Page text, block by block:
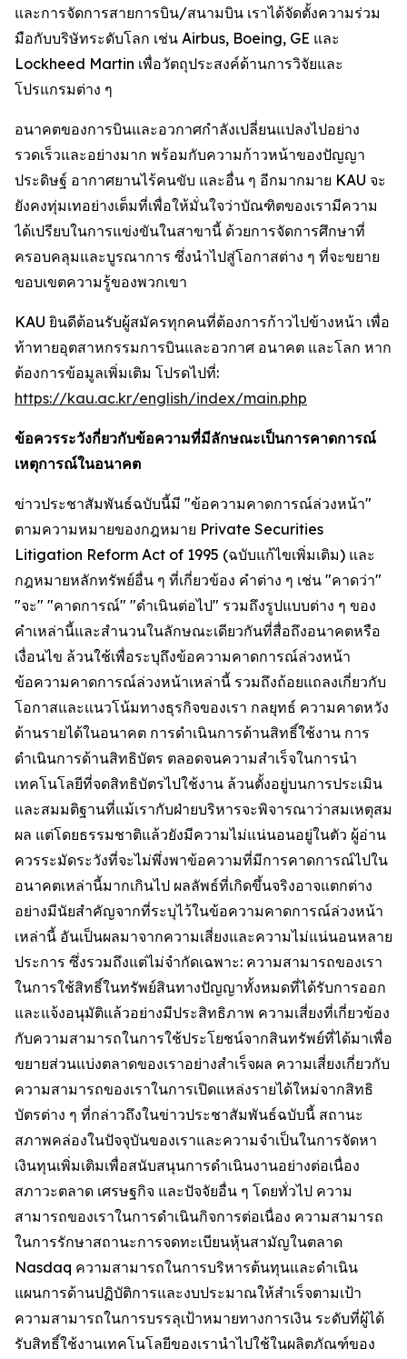
และการจัดการสายการบิน/สนามบิน เราได้จัดตั้งความร่วม
มือกับบริษัทระดับโลก เช่น Airbus, Boeing, GE และ
Lockheed Martin เพื่อวัตถุประสงค์ด้านการวิจัยและ
โปรแกรมต่าง ๆ
อนาคตของการบินและอวกาศกำลังเปลี่ยนแปลงไปอย่าง
รวดเร็วและอย่างมาก พร้อมกับความก้าวหน้าของปัญญา
ประดิษฐ์ อากาศยานไร้คนขับ และอื่น ๆ อีกมากมาย KAU จะ
ยังคงทุ่มเทอย่างเต็มที่เพื่อให้มั่นใจว่าบัณฑิตของเรามีความ
ได้เปรียบในการแข่งขันในสาขานี้ ด้วยการจัดการศึกษาที่
ครอบคลุมและบูรณาการ ซึ่งนำไปสู่โอกาสต่าง ๆ ที่จะขยาย
ขอบเขตความรู้ของพวกเขา
KAU ยินดีต้อนรับผู้สมัครทุกคนที่ต้องการก้าวไปข้างหน้า เพื่อ
ท้าทายอุตสาหกรรมการบินและอวกาศ อนาคต และโลก หาก
ต้องการข้อมูลเพิ่มเติม โปรดไปที่:
https://kau.ac.kr/english/index/main.php
ข้อควรระวังกี่ยวกับข้อความที่มีลักษณะเป็นการคาดการณ์
เหตุการณ์ในอนาคต
ข่าวประชาสัมพันธ์ฉบับนี้มี "ข้อความคาดการณ์ล่วงหน้า"
ตามความหมายของกฎหมาย Private Securities
Litigation Reform Act of 1995 (ฉบับแก้ไขเพิ่มเติม) และ
กฎหมายหลักทรัพย์อื่น ๆ ที่เกี่ยวข้อง คำต่าง ๆ เช่น "คาดว่า"
"จะ" "คาดการณ์" "ดำเนินต่อไป" รวมถึงรูปแบบต่าง ๆ ของ
คำเหล่านี้และสำนวนในลักษณะเดียวกันที่สื่อถึงอนาคตหรือ
เงื่อนไข ล้วนใช้เพื่อระบุถึงข้อความคาดการณ์ล่วงหน้า
ข้อความคาดการณ์ล่วงหน้าเหล่านี้ รวมถึงถ้อยแถลงเกี่ยวกับ
โอกาสและแนวโน้มทางธุรกิจของเรา กลยุทธ์ ความคาดหวัง
ด้านรายได้ในอนาคต การดำเนินการด้านสิทธิ์ใช้งาน การ
ดำเนินการด้านสิทธิบัตร ตลอดจนความสำเร็จในการนำ
เทคโนโลยีที่จดสิทธิบัตรไปใช้งาน ล้วนตั้งอยู่บนการประเมิน
และสมมติฐานที่แม้เรากับฝ่ายบริหารจะพิจารณาว่าสมเหตุสม
ผล แต่โดยธรรมชาติแล้วยังมีความไม่แน่นอนอยู่ในตัว ผู้อ่าน
ควรระมัดระวังที่จะไม่พึ่งพาข้อความที่มีการคาดการณ์ไปใน
อนาคตเหล่านี้มากเกินไป ผลลัพธ์ที่เกิดขึ้นจริงอาจแตกต่าง
อย่างมีนัยสำคัญจากที่ระบุไว้ในข้อความคาดการณ์ล่วงหน้า
เหล่านี้ อันเป็นผลมาจากความเสี่ยงและความไม่แน่นอนหลาย
ประการ ซึ่งรวมถึงแต่ไม่จำกัดเฉพาะ: ความสามารถของเรา
ในการใช้สิทธิ์ในทรัพย์สินทางปัญญาทั้งหมดที่ได้รับการออก
และแจ้งอนุมัติแล้วอย่างมีประสิทธิภาพ ความเสี่ยงที่เกี่ยวข้อง
กับความสามารถในการใช้ประโยชน์จากสินทรัพย์ที่ได้มาเพื่อ
ขยายส่วนแบ่งตลาดของเราอย่างสำเร็จผล ความเสี่ยงเกี่ยวกับ
ความสามารถของเราในการเปิดแหล่งรายได้ใหม่จากสิทธิ
บัตรต่าง ๆ ที่กล่าวถึงในข่าวประชาสัมพันธ์ฉบับนี้ สถานะ
สภาพคล่องในปัจจุบันของเราและความจำเป็นในการจัดหา
เงินทุนเพิ่มเติมเพื่อสนับสนุนการดำเนินงานอย่างต่อเนื่อง
สภาวะตลาด เศรษฐกิจ และปัจจัยอื่น ๆ โดยทั่วไป ความ
สามารถของเราในการดำเนินกิจการต่อเนื่อง ความสามารถ
ในการรักษาสถานะการจดทะเบียนหุ้นสามัญในตลาด
Nasdaq ความสามารถในการบริหารต้นทุนและดำเนิน
แผนการด้านปฏิบัติการและงบประมาณให้สำเร็จตามเป้า
ความสามารถในการบรรลุเป้าหมายทางการเงิน ระดับที่ผู้ได้
รับสิทธิ์ใช้งานเทคโนโลยีของเรานำไปใช้ในผลิตภัณฑ์ของ